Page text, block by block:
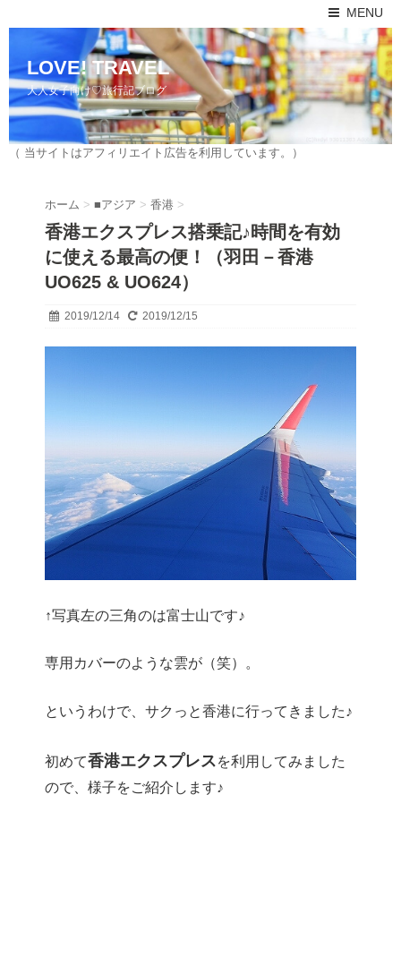
MENU
LOVE! TRAVEL
大人女子向け♡旅行記ブログ
（ 当サイトはアフィリエイト広告を利用しています。）
ホーム > ■アジア > 香港 >
香港エクスプレス搭乗記♪時間を有効
に使える最高の便！（羽田－香港
UO625 & UO624）
2019/12/14 2019/12/15
↑写真左の三角のは富士山です♪
専用カバーのような雲が（笑）。
というわけで、サクっと香港に行ってきました♪
初めて香港エクスプレスを利用してみました
ので、様子をご紹介します♪